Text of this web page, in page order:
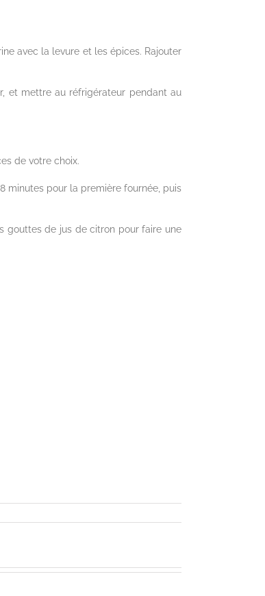
avec la levure et les épices. Rajouter
et mettre au réfrigérateur pendant au
de votre choix.
minutes pour la première fournée, puis
gouttes de jus de citron pour faire une